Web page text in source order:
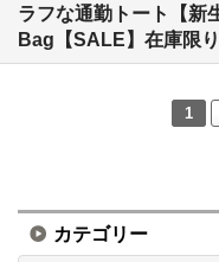
ラフな通勤トート【新
Bag【SALE】在庫限
1
カテゴリー